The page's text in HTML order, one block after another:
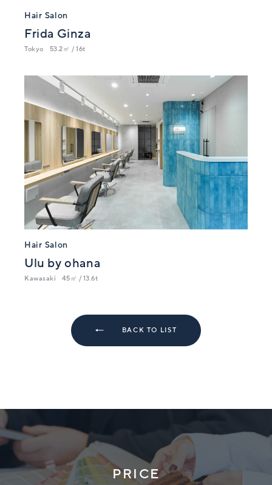
Hair Salon
Frida Ginza
Tokyo 53.2㎡ / 16t
Hair Salon
Ulu by ohana
Kawasaki 45㎡ / 13.6t
BACK TO LIST
PRICE